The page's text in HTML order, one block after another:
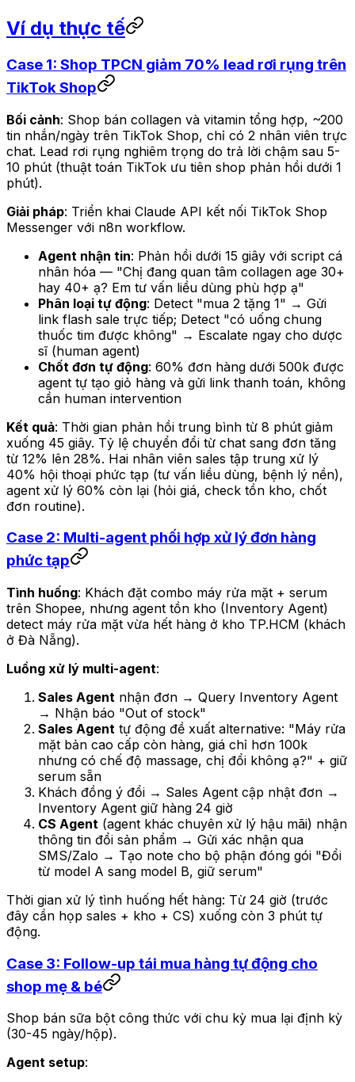
Ví dụ thực tế
Case 1: Shop TPCN giảm 70% lead rơi rụng trên
TikTok Shop
Bối cảnh: Shop bán collagen và vitamin tổng hợp, ~200
tin nhắn/ngày trên TikTok Shop, chỉ có 2 nhân viên trực
chat. Lead rơi rụng nghiêm trọng do trả lời chậm sau 5-
10 phút (thuật toán TikTok ưu tiên shop phản hồi dưới 1
phút).
Giải pháp: Triển khai Claude API kết nối TikTok Shop
Messenger với n8n workflow.
Agent nhận tin: Phản hồi dưới 15 giây với script cá
nhân hóa — "Chị đang quan tâm collagen age 30+
hay 40+ ạ? Em tư vấn liều dùng phù hợp ạ"
Phân loại tự động: Detect "mua 2 tặng 1" → Gửi
link flash sale trực tiếp; Detect "có uống chung
thuốc tim được không" → Escalate ngay cho dược
sĩ (human agent)
Chốt đơn tự động: 60% đơn hàng dưới 500k được
agent tự tạo giỏ hàng và gửi link thanh toán, không
cần human intervention
Kết quả: Thời gian phản hồi trung bình từ 8 phút giảm
xuống 45 giây. Tỷ lệ chuyển đổi từ chat sang đơn tăng
từ 12% lên 28%. Hai nhân viên sales tập trung xử lý
40% hội thoại phức tạp (tư vấn liều dùng, bệnh lý nền),
agent xử lý 60% còn lại (hỏi giá, check tồn kho, chốt
đơn routine).
Case 2: Multi-agent phối hợp xử lý đơn hàng
phức tạp
Tình huống: Khách đặt combo máy rửa mặt + serum
trên Shopee, nhưng agent tồn kho (Inventory Agent)
detect máy rửa mặt vừa hết hàng ở kho TP.HCM (khách
ở Đà Nẵng).
Luồng xử lý multi-agent:
Sales Agent nhận đơn → Query Inventory Agent
→ Nhận báo "Out of stock"
Sales Agent tự động đề xuất alternative: "Máy rửa
mặt bản cao cấp còn hàng, giá chỉ hơn 100k
nhưng có chế độ massage, chị đổi không ạ?" + giữ
serum sẵn
Khách đồng ý đổi → Sales Agent cập nhật đơn →
Inventory Agent giữ hàng 24 giờ
CS Agent (agent khác chuyên xử lý hậu mãi) nhận
thông tin đổi sản phẩm → Gửi xác nhận qua
SMS/Zalo → Tạo note cho bộ phận đóng gói "Đổi
từ model A sang model B, giữ serum"
Thời gian xử lý tình huống hết hàng: Từ 24 giờ (trước
đây cần họp sales + kho + CS) xuống còn 3 phút tự
động.
Case 3: Follow-up tái mua hàng tự động cho
shop mẹ & bé
Shop bán sữa bột công thức với chu kỳ mua lại định kỳ
(30-45 ngày/hộp).
Agent setup: